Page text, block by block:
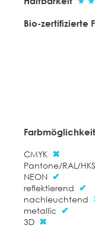
Bio-zertifizierte
CMYK ✖
Pantone/RAL/HKS
NEON ✔
reflektierend ✔
nachleuchtend
metallic ✔
3D ✖